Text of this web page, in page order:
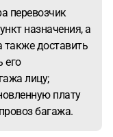
перевозчик
назначения, а
также доставить
его
лицу;
плату
багажа.